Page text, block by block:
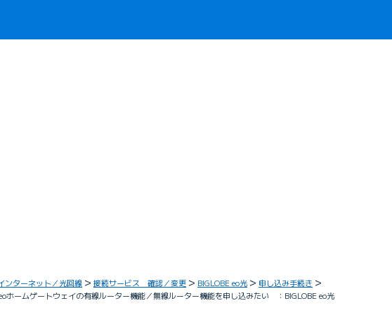
ンターネット／光回線 接続サービス 確認／変更 BIGLOBE eo光
申し込み手続き
ホームゲートウェイの有線ルーター機能／無線ルーター機能を申し込みたい ：BIGLOBE eo光